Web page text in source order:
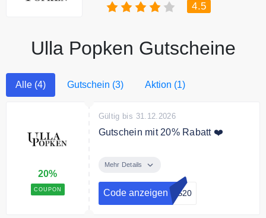
4.5
Ulla Popken Gutscheine
Alle (4) Gutschein (3) Aktion (1)
20%
COUPON
Gültig bis 31.12.2026
Gutschein mit 20% Rabatt ❤️
mit dem Code 20% Rabatt auf
Mehr Details
Code anzeigen US20